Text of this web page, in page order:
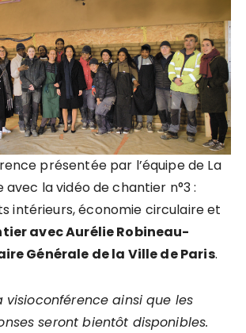
présentée par l’équipe de La
avec la vidéo de chantier n°3 :
intérieurs, économie circulaire et
avec Aurélie Robineau-
Générale de la Ville de Paris.
visioconférence ainsi que les
seront bientôt disponibles.